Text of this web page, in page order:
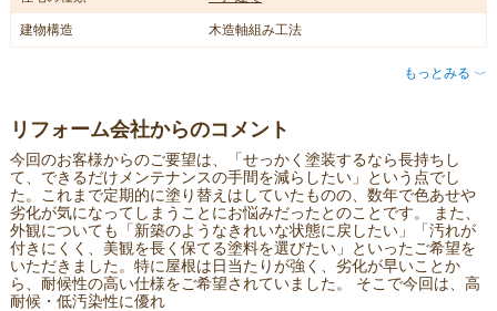
建物構造 木造軸組み工法
もっとみる 〈
リフォーム会社からのコメント
今回のお客様からのご要望は、「せっかく塗装するなら長持ちし
て、できるだけメンテナンスの手間を減らしたい」という点でし
た。これまで定期的に塗り替えはしていたものの、数年で色あせや
劣化が気になってしまうことにお悩みだったとのことです。 また、
外観についても「新築のようなきれいな状態に戻したい」「汚れが
付きにくく、美観を長く保てる塗料を選びたい」といったご希望を
いただきました。特に屋根は日当たりが強く、劣化が早いことか
ら、耐候性の高い仕様をご希望されていました。 そこで今回は、高
耐候・低汚染性に優れ